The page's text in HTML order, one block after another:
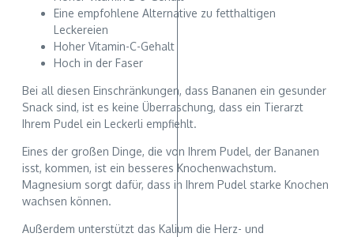
Eine empfohlene Alternative zu fetthaltigen
Leckereien
Hoher Vitamin-C-Gehalt
Hoch in der Faser
Bei all diesen Einschränkungen, dass Bananen ein gesunder
Snack sind, ist es keine Überraschung, dass ein Tierarzt
Ihrem Pudel ein Leckerli empfiehlt.
Eines der großen Dinge, die von Ihrem Pudel, der Bananen
isst, kommen, ist ein besseres Knochenwachstum.
Magnesium sorgt dafür, dass in Ihrem Pudel starke Knochen
wachsen können.
Außerdem unterstützt das Kalium die Herz- und